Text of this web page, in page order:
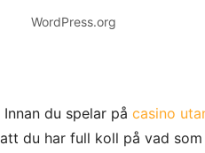
WordPress.org
Innan du spelar på casino
att du har full koll på vad